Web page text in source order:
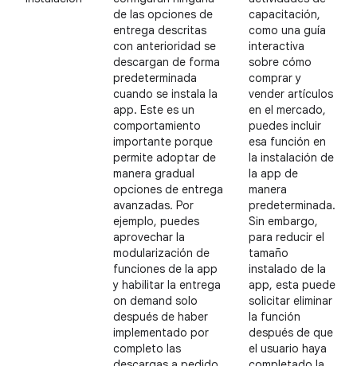
de las opciones de
entrega descritas
con anterioridad se
descargan de forma
predeterminada
cuando se instala la
app. Este es un
comportamiento
importante porque
permite adoptar de
manera gradual
opciones de entrega
avanzadas. Por
ejemplo, puedes
aprovechar la
modularización de
funciones de la app
y habilitar la entrega
on demand solo
después de haber
implementado por
completo las
capacitación,
como una guía
interactiva
sobre cómo
comprar y
vender artículos
en el mercado,
puedes incluir
esa función en
la instalación de
la app de
manera
predeterminada.
Sin embargo,
para reducir el
tamaño
instalado de la
app, esta puede
solicitar eliminar
la función
después de que
el usuario haya